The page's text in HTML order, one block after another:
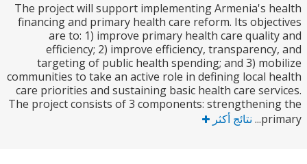
The project will support implementing Armenia's
financing and primary health care reform. Its
are to: 1) improve primary health care
efficiency; 2) improve efficiency,
targeting of public health spending; and 3)
communities to take an active role in defining local
care priorities and sustaining basic health care
The project consists of 3 components:
نتائج أكثر